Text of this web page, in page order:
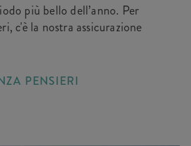
più bello dell’anno. Per
c'è la nostra assicurazione
PENSIERI